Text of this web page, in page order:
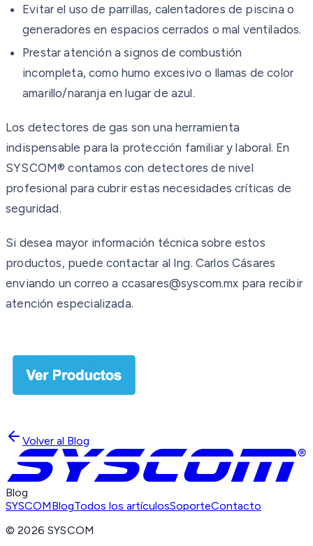
Evitar el uso de parrillas, calentadores de piscina o
generadores en espacios cerrados o mal ventilados.
Prestar atención a signos de combustión
incompleta, como humo excesivo o llamas de color
amarillo/naranja en lugar de azul.
Los detectores de gas son una herramienta
indispensable para la protección familiar y laboral. En
SYSCOM® contamos con detectores de nivel
profesional para cubrir estas necesidades críticas de
seguridad.
Si desea mayor información técnica sobre estos
productos, puede contactar al Ing. Carlos Cásares
enviando un correo a ccasares@syscom.mx para recibir
atención especializada.
Volver al Blog
Blog
SYSCOMBlogTodos los artículosSoporteContacto
©2026 SYSCOM